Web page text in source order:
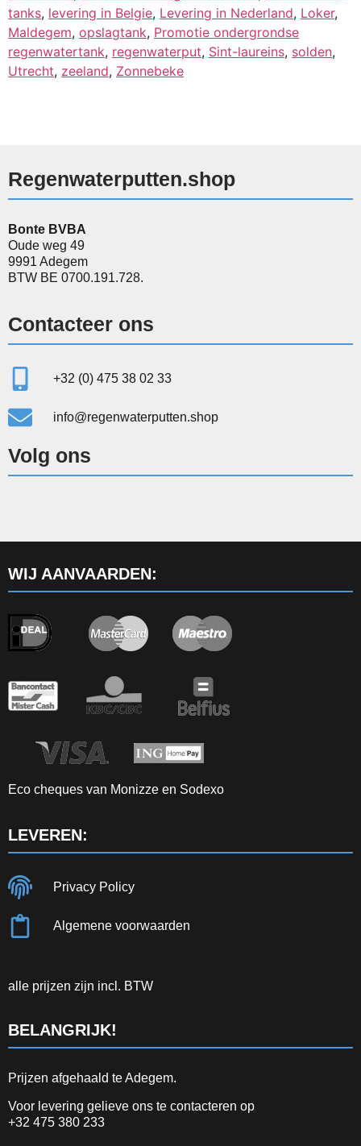
tanks, levering in Belgie, Levering in Nederland, Loker,
Maldegem, opslagtank, Promotie ondergrondse
regenwatertank, regenwaterput, Sint-laureins, solden,
Utrecht, zeeland, Zonnebeke
Regenwaterputten.shop
Bonte BVBA
Oude weg 49
9991 Adegem
BTW BE 0700.191.728.
Contacteer ons
+32 (0) 475 38 02 33
info@regenwaterputten.shop
Volg ons
WIJ AANVAARDEN:
Eco cheques van Monizze en Sodexo
LEVEREN:
Privacy Policy
Algemene voorwaarden
alle prijzen zijn incl. BTW
BELANGRIJK!
Prijzen afgehaald te Adegem.
Voor levering gelieve ons te contacteren op
+32 475 380 233